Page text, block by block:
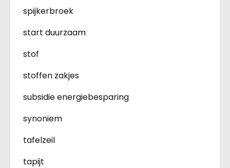
spijkerbroek
start duurzaam
stof
stoffen zakjes
subsidie energiebesparing
synoniem
tafelzeil
tapijt